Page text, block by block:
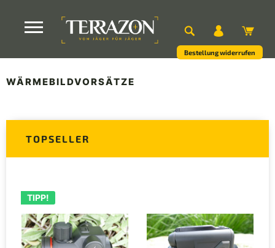
Bestellung widerrufen
WÄRMEBILDVORSÄTZE
TOPSELLER
TIPP!